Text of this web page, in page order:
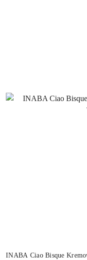
INABA Ciao Bisque